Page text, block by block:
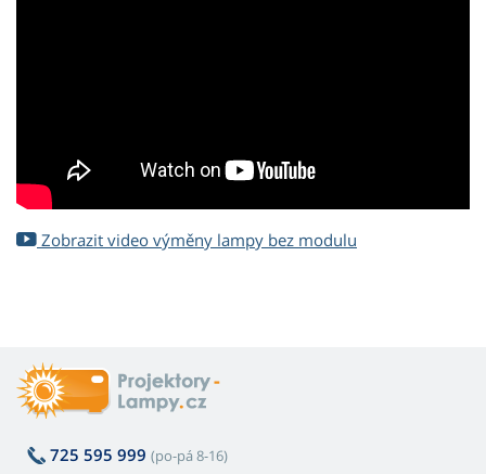
Zobrazit video výměny lampy bez modulu
725 595 999 (po-pá 8-16)